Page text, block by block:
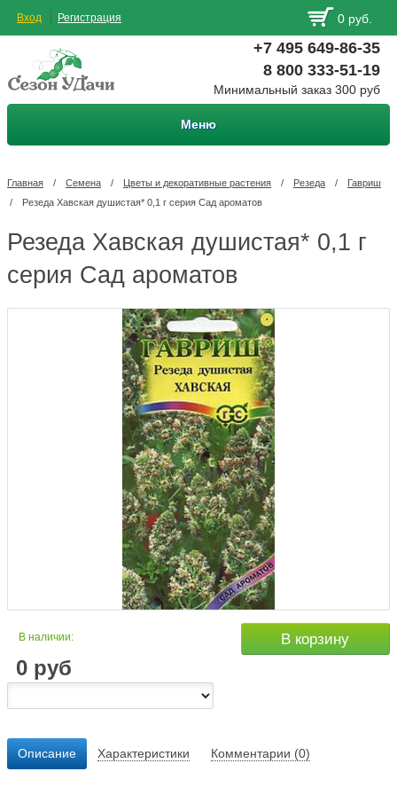
Вход Регистрация 0 руб.
+7 495 649-86-35
8 800 333-51-19
Минимальный заказ 300 руб
Меню
Главная / Семена / Цветы и декоративные растения / Резеда /
Гавриш
/
Резеда Хавская душистая* 0,1 г серия Сад ароматов
Резеда Хавская душистая* 0,1 г
серия Сад ароматов
В наличии:
0 руб
В корзину
Описание Характеристики Комментарии (0)